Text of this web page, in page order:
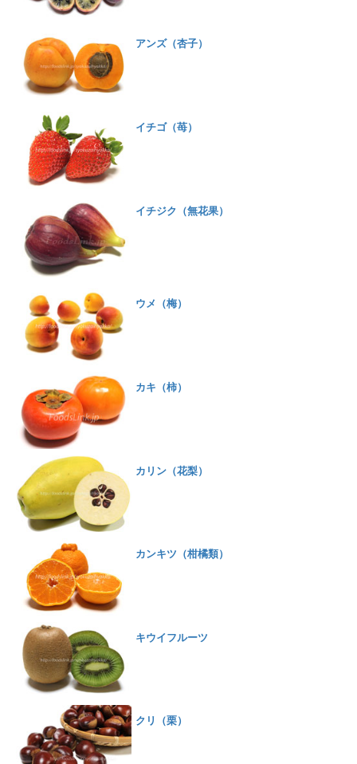
アンズ（杏子）
イチゴ（苺）
イチジク（無花果）
ウメ（梅）
カキ（柿）
カリン（花梨）
カンキツ（柑橘類）
キウイフルーツ
クリ（栗）